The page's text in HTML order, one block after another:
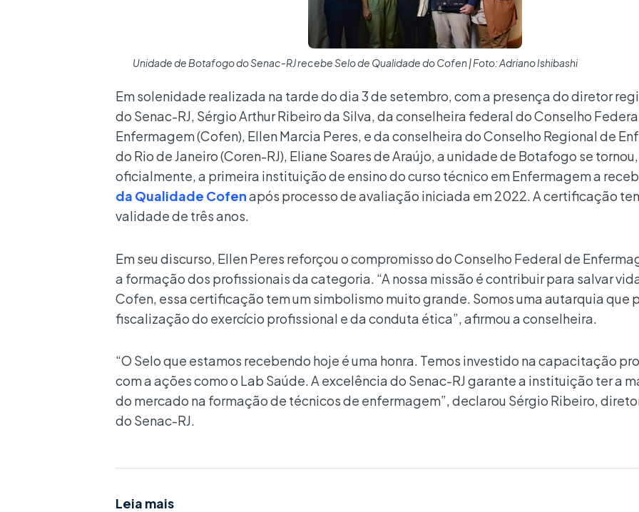
Unidade de Botafogo do Senac-RJ recebe Selo de Qualidade do Cofen | Foto: Adriano Ishibashi
Em solenidade realizada na tarde do dia 3 de setembro, com a presença do diretor
do Senac-RJ, Sérgio Arthur Ribeiro da Silva, da conselheira federal do Conselho
Enfermagem (Cofen), Ellen Marcia Peres, e da conselheira do Conselho Regional de
do Rio de Janeiro (Coren-RJ), Eliane Soares de Araújo, a unidade de Botafogo se tornou,
oficialmente, a primeira instituição de ensino do curso técnico em Enfermagem a
da Qualidade Cofenapós processo de avaliação iniciada em 2022. A certificação
validade de três anos.
Em seu discurso, Ellen Peres reforçou o compromisso do Conselho Federal de
a formação dos profissionais da categoria. “A nossa missão é contribuir para salvar
Cofen, essa certificação tem um simbolismo muito grande. Somos uma autarquia que
fiscalização do exercício profissional e da conduta ética”, afirmou a conselheira.
“O Selo que estamos recebendo hoje é uma honra. Temos investido na capacitação
com a ações como o Lab Saúde. A excelência do Senac-RJ garante a instituição ter a
do mercado na formação de técnicos de enfermagem”, declarou Sérgio Ribeiro,
do Senac-RJ.
Leia mais